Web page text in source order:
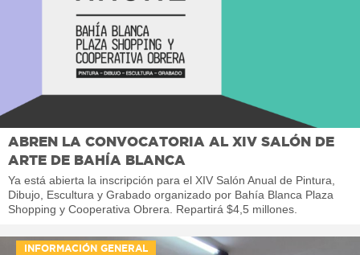
ABREN LA CONVOCATORIA AL XIV SALÓN DE
ARTE DE BAHÍA BLANCA
Ya está abierta la inscripción para el XIV Salón Anual de Pintura,
Dibujo, Escultura y Grabado organizado por Bahía Blanca Plaza
Shopping y Cooperativa Obrera. Repartirá $4,5 millones.
INFORMACIÓN GENERAL